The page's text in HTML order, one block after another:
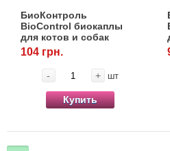
БиоКонтроль
BioControl биокаплы
для котов и собак
мелких пород, 4 пип.*0,5
мл, Modes
104 грн.
- + шт
Купить